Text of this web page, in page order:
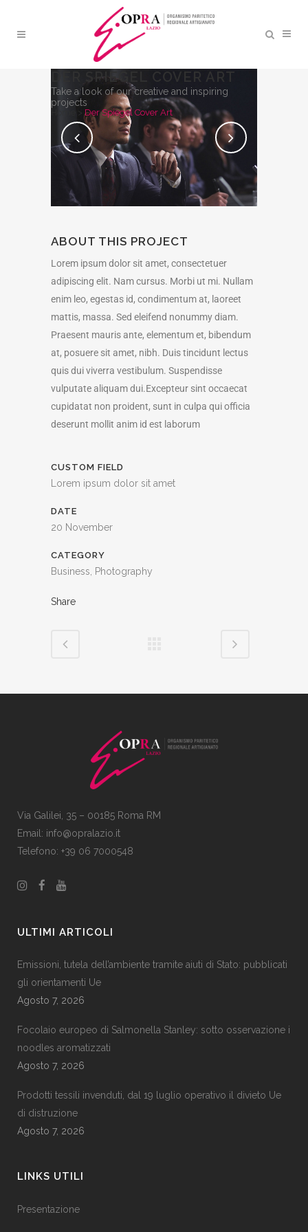
DER SPIEGEL COVER ART
Take a look of our creative and inspiring
projects
>Der Spiegel Cover Art
ABOUT THIS PROJECT
Lorem ipsum dolor sit amet, consectetuer
adipiscing elit. Nam cursus. Morbi ut mi. Nullam
enim leo, egestas id, condimentum at, laoreet
mattis, massa. Sed eleifend nonummy diam.
Praesent mauris ante, elementum et, bibendum
at, posuere sit amet, nibh. Duis tincidunt lectus
quis dui viverra vestibulum. Suspendisse
vulputate aliquam dui.Excepteur sint occaecat
cupidatat non proident, sunt in culpa qui officia
deserunt mollit anim id est laborum
CUSTOM FIELD
Lorem ipsum dolor sit amet
DATE
20 November
CATEGORY
Business, Photography
Share
Via Galilei, 35 – 00185 Roma RM
Email: info@opralazio.it
Telefono: +39 06 7000548
ULTIMI ARTICOLI
Emissioni, tutela dell’ambiente tramite aiuti di Stato: pubblicati
gli orientamenti Ue
Agosto 7, 2026
Focolaio europeo di Salmonella Stanley: sotto osservazione i
noodles aromatizzati
Agosto 7, 2026
Prodotti tessili invenduti, dal 19 luglio operativo il divieto Ue
di distruzione
Agosto 7, 2026
LINKS UTILI
Presentazione